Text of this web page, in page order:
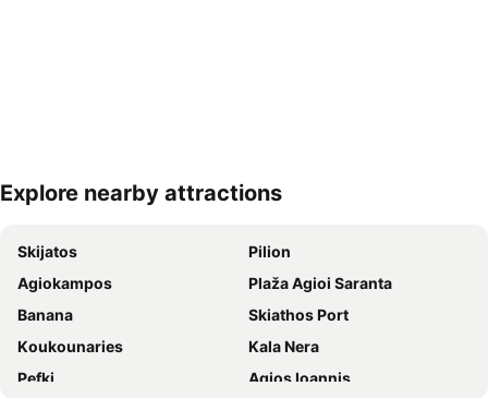
Explore nearby attractions
Skijatos
Pilion
Agiokampos
Plaža Agioi Saranta
Banana
Skiathos Port
Κoukounaries
Kala Nera
Pefki
Agios Ioannis